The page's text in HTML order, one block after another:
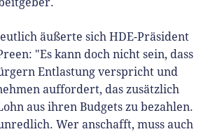
äußerte sich HDE-Präsident
"Es kann doch nicht sein, dass
Entlastung verspricht und
auffordert, das zusätzlich
aus ihren Budgets zu bezahlen.
Wer anschafft, muss auch